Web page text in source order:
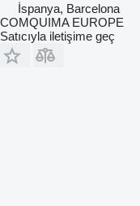
İspanya, Barcelona
COMQUIMA EUROPE
Satıcıyla iletişime geç